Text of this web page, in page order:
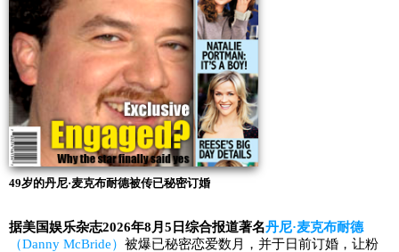
49岁的丹尼·麦克布耐德被传已秘密订婚
据美国娱乐杂志2026年8月5日综合报道著名丹尼·麦克布耐德
（Danny McBride） 被爆已秘密恋爱数月，并于日前订婚，让粉